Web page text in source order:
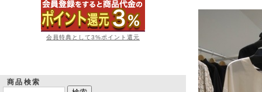
会員特典として3%ポイント還元
商品検索